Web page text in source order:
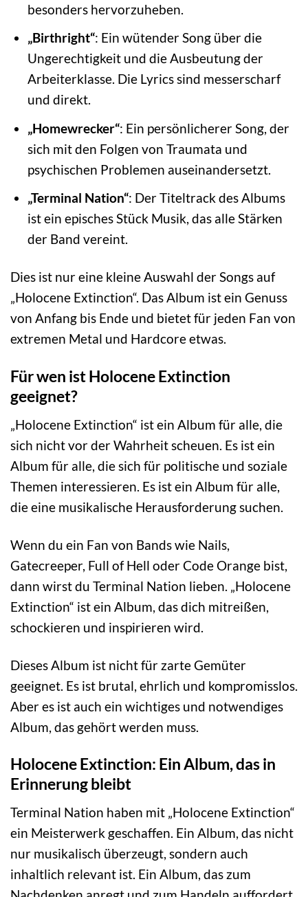
besonders hervorzuheben.
„Birthright“: Ein wütender Song über die
Ungerechtigkeit und die Ausbeutung der
Arbeiterklasse. Die Lyrics sind messerscharf
und direkt.
„Homewrecker“: Ein persönlicherer Song, der
sich mit den Folgen von Traumata und
psychischen Problemen auseinandersetzt.
„Terminal Nation“: Der Titeltrack des Albums
ist ein episches Stück Musik, das alle Stärken
der Band vereint.
Dies ist nur eine kleine Auswahl der Songs auf
„Holocene Extinction“. Das Album ist ein Genuss
von Anfang bis Ende und bietet für jeden Fan von
extremen Metal und Hardcore etwas.
Für wen ist Holocene Extinction
geeignet?
„Holocene Extinction“ ist ein Album für alle, die
sich nicht vor der Wahrheit scheuen. Es ist ein
Album für alle, die sich für politische und soziale
Themen interessieren. Es ist ein Album für alle,
die eine musikalische Herausforderung suchen.
Wenn du ein Fan von Bands wie Nails,
Gatecreeper, Full of Hell oder Code Orange bist,
dann wirst du Terminal Nation lieben. „Holocene
Extinction“ ist ein Album, das dich mitreißen,
schockieren und inspirieren wird.
Dieses Album ist nicht für zarte Gemüter
geeignet. Es ist brutal, ehrlich und kompromisslos.
Aber es ist auch ein wichtiges und notwendiges
Album, das gehört werden muss.
Holocene Extinction: Ein Album, das in
Erinnerung bleibt
Terminal Nation haben mit „Holocene Extinction“
ein Meisterwerk geschaffen. Ein Album, das nicht
nur musikalisch überzeugt, sondern auch
inhaltlich relevant ist. Ein Album, das zum